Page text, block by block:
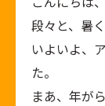
段々と、暑
いよいよ、
た。
まあ、年が